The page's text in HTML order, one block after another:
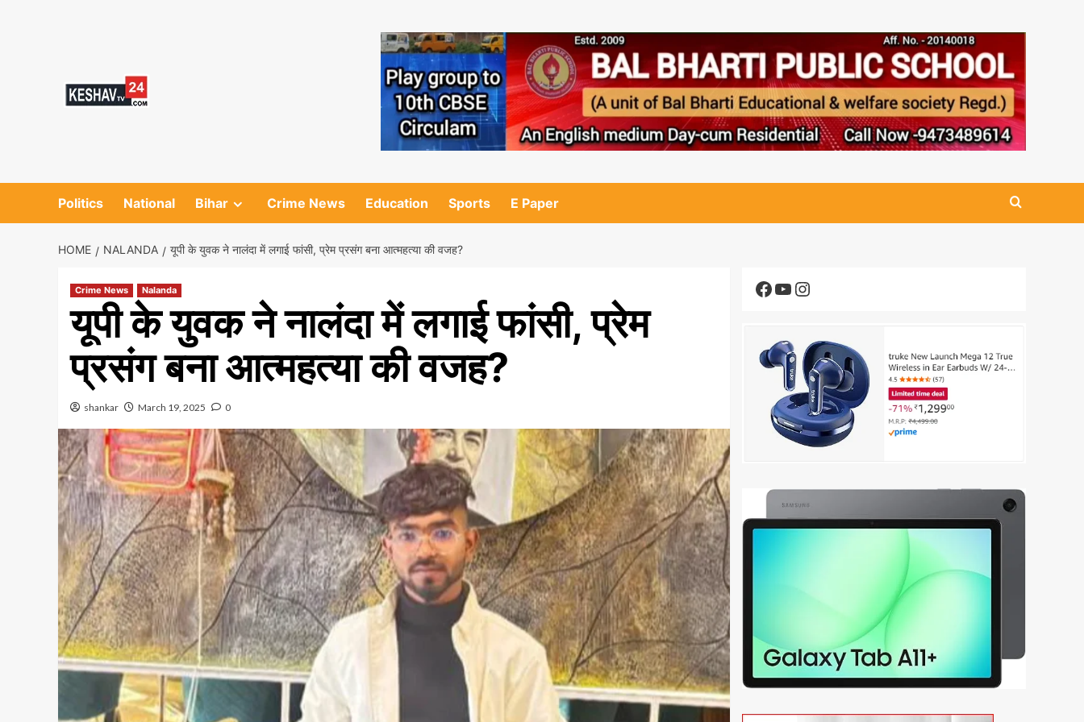
Politics National Bihar Crime News Education Sports E Paper
HOME NALANDA यूपी के युवक ने नालंदा में लगाई फांसी, प्रेम प्रसंग बना आत्महत्या की वजह?
Crime News Nalanda
यूपी के युवक ने नालंदा में लगाई फांसी, प्रेम
प्रसंग बना आत्महत्या की वजह?
shankar March 19, 2025 0
Facebook
YouTube
Instagram